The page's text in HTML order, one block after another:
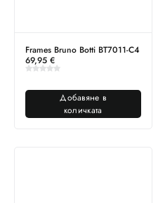
Frames Bruno Botti BT7011-C4
69,95 €
Добавяне в
количката